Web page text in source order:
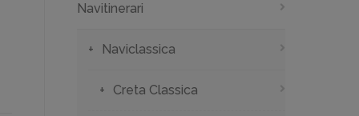
Navitinerari
Naviclassica
Creta Classica